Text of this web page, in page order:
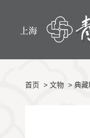
首页 > 文物 > 典藏